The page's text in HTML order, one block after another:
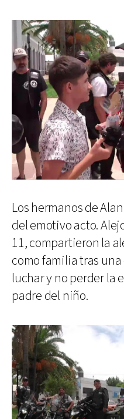
Los hermanos de
del emotivo acto.
11, compartieron la
como familia tras
luchar y no perder la
padre del niño.